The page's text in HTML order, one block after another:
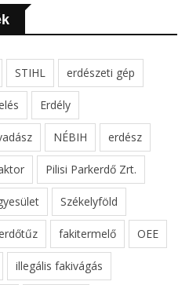
STIHL erdészeti gép
Erdély
NÉBIH erdész
Pilisi Parkerdő Zrt.
Székelyföld
fakitermelő OEE
illegális fakivágás